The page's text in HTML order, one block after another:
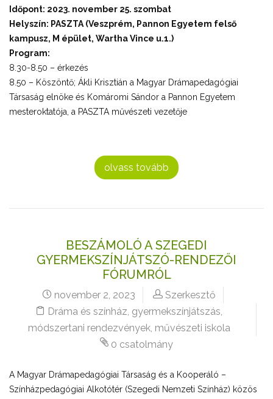
Időpont: 2023. november 25. szombat
Helyszín: PASZTA (Veszprém, Pannon Egyetem felső
kampusz, M épület, Wartha Vince u.1.)
Program:
8.30-8.50 – érkezés
8.50 – Köszöntő; Ákli Krisztián a Magyar Drámapedagógiai
Társaság elnöke és Komáromi Sándor a Pannon Egyetem
mesteroktatója, a PASZTA művészeti vezetője
olvass tovább
BESZÁMOLÓ A SZEGEDI
GYERMEKSZÍNJÁTSZÓ-RENDEZŐI
FÓRUMRÓL
november 2, 2023
Szerkesztő
Dráma és színház gyermekszínjátszás
módszertani rendezvények, művészeti iskola
0 csatolmány
A Magyar Drámapedagógiai Társaság és a Kooperáló –
Színházpedagógiai Alkotótér (Szegedi Nemzeti Színház) közös